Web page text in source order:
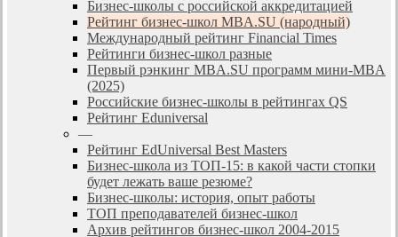
Бизнес-школы с российской аккредитацией
Рейтинг бизнес-школ MBA.SU (народный)
Международный рейтинг Financial Times
Рейтинги бизнес-школ разные
Первый рэнкинг MBA.SU программ мини-MBA
(2025)
Российские бизнес-школы в рейтингах QS
Рейтинг Eduniversal
—
Рейтинг EdUniversal Best Masters
Бизнес-школа из ТОП-15: в какой части стопки
будет лежать ваше резюме?
Бизнес-школы: история, опыт работы
ТОП преподавателей бизнес-школ
Архив рейтингов бизнес-школ 2004-2015